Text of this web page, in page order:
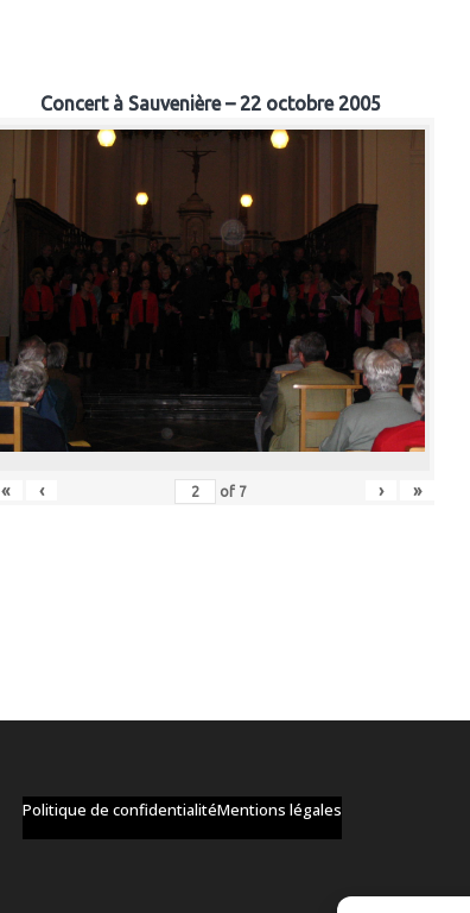
Concert à Sauvenière – 22 octobre 2005
« ‹ of 7 › »
Politique de confidentialitéMentions légales